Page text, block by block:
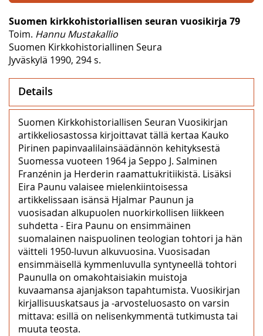
Suomen kirkkohistoriallisen seuran vuosikirja 79
Toim. Hannu Mustakallio
Suomen Kirkkohistoriallinen Seura
Jyväskylä 1990, 294 s.
Details
Suomen Kirkkohistoriallisen Seuran Vuosikirjan
artikkeliosastossa kirjoittavat tällä kertaa Kauko
Pirinen papinvaalilainsäädännön kehityksestä
Suomessa vuoteen 1964 ja Seppo J. Salminen
Franzénin ja Herderin raamattukritiikistä. Lisäksi
Eira Paunu valaisee mielenkiintoisessa
artikkelissaan isänsä Hjalmar Paunun ja
vuosisadan alkupuolen nuorkirkollisen liikkeen
suhdetta - Eira Paunu on ensimmäinen
suomalainen naispuolinen teologian tohtori ja hän
väitteli 1950-luvun alkuvuosina. Vuosisadan
ensimmäisellä kymmenluvulla syntyneellä tohtori
Paunulla on omakohtaisiakin muistoja
kuvaamansa ajanjakson tapahtumista. Vuosikirjan
kirjallisuuskatsaus ja -arvosteluosasto on varsin
mittava: esillä on nelisenkymmentä tutkimusta tai
muuta teosta.